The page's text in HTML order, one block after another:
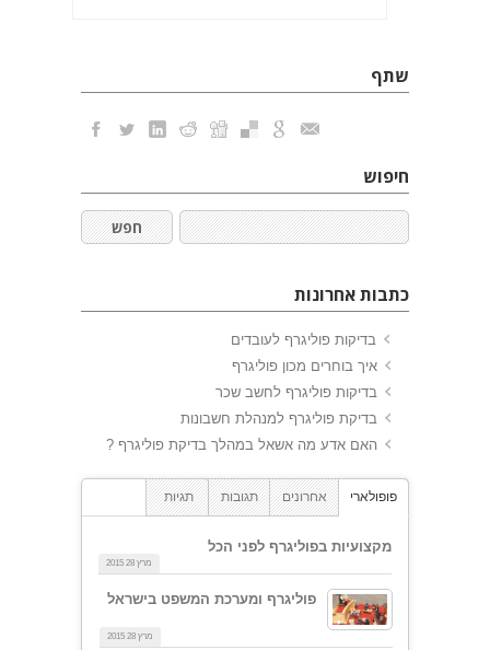
שתף
חיפוש
כתבות אחרונות
בדיקות פוליגרף לעובדים
איך בוחרים מכון פוליגרף
בדיקות פוליגרף לחשב שכר
בדיקת פוליגרף למנהלת חשבונות
האם אדע מה אשאל במהלך בדיקת פוליגרף ?
פופולארי אחרונים תגובות תגיות
מקצועיות בפוליגרף לפני הכל
מרץ 28 2015
פוליגרף ומערכת המשפט בישראל
מרץ 28 2015